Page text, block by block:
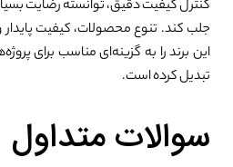
کنترل کیفیت دقیق، توانسته رضایت
جلب کند. تنوع محصولات، کیفیت پایدار
این برند را به گزینه‌ای مناسب برای
تبدیل کرده است.
سوالات متداول